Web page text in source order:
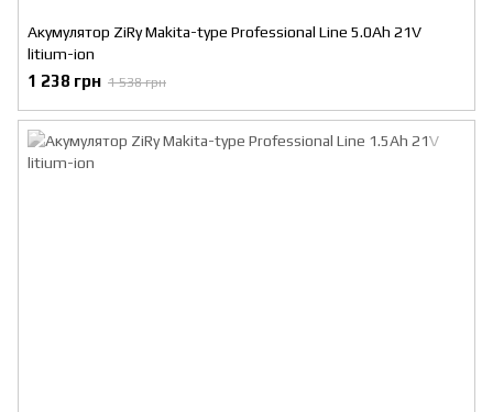
Акумулятор ZiRy Makita-type Professional Line 5.0Ah 21V
litium-ion
1 238 грн 1 538 грн